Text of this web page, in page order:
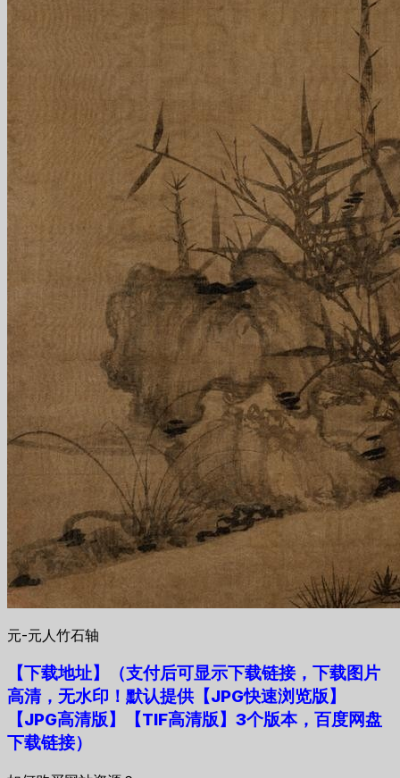
元-元人竹石轴
【下载地址】
（支付后可显示下载链接，下载图片
高清，无水印！默认提供【JPG快速浏览版】
【JPG高清版】【TIF高清版】3个版本，百度网盘
下载链接）